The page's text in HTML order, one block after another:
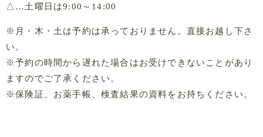
△…土曜日は9:00～14:00
※月・木・土は予約は承っておりません。直接お越し下さ
い。
※予約の時間から遅れた場合はお受けできないことがあり
ますのでご了承ください。
※保険証、お薬手帳、検査結果の資料をお持ちください。